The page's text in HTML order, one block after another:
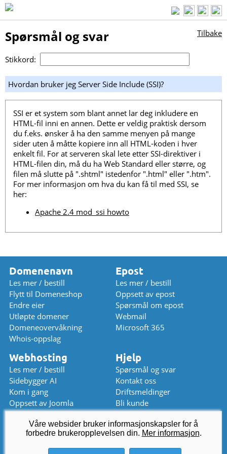
Spørsmål og svar Tilbake
Stikkord:
Hvordan bruker jeg Server Side Include (SSI)?
SSI er et system som blant annet lar deg inkludere en
HTML-fil inni en annen. Dette er veldig praktisk dersom
du f.eks. ønsker å ha den samme menyen på mange
sider uten å måtte kopiere inn all HTML-koden i hver
enkelt fil. For at serveren skal lete etter SSI-direktiver i
HTML-filen din, må du ha Web Standard eller større, og
filen må slutte på ".shtml" istedenfor ".html" eller ".htm".
For mer informasjon om hva du kan få til med SSI, se
her:
Apache 2.4 mod_ssi howto
Domenenavn
Les mer / bestill
Flytt til Domeneshop
Endre eier
Utløpte domener
Domeneovervåkning
Whois-oppslag
Epost
Les mer / bestill
Oppsett av epost
Spørsmål om epost
Webmail
Microsoft 365
Webhosting
Les mer / bestill
Sidebygger AI
Kom i gang
Oppsett av Joomla
Oppsett av WordPress
Hjelp
Spørsmål og svar
Kontakt oss
Driftsmeldinger
Bli kunde
Prisliste
Chat (stengt) kundeservice@domeneshop.no
03333 (08-12 / 13-16)
Våre websider bruker informasjonskapsler for å
forbedre brukeropplevelsen din. Mer informasjon.